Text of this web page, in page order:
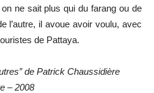
ne sait plus qui du farang ou de
l’autre, il avoue avoir voulu, avec
de Pattaya.
de Patrick Chaussidière
– 2008